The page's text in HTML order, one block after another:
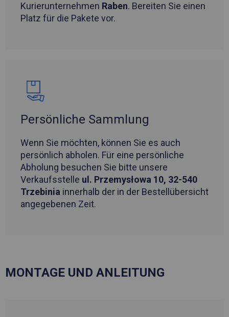
Kurierunternehmen Raben. Bereiten Sie einen
Platz für die Pakete vor.
Persönliche Sammlung
Wenn Sie möchten, können Sie es auch
persönlich abholen. Für eine persönliche
Abholung besuchen Sie bitte unsere
Verkaufsstelle ul. Przemysłowa 10, 32-540
Trzebinia innerhalb der in der Bestellübersicht
angegebenen Zeit.
MONTAGE UND ANLEITUNG